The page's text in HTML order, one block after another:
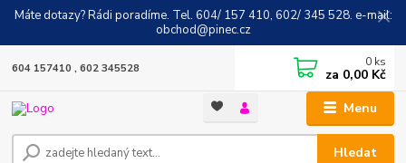
Máte dotazy? Rádi poradíme. Tel. 604/ 157 410, 602/ 345 528. e-mail:
obchod@pinec.cz
Menu
Hledat
604 157410 , 602 345528 0 ks
za 0,00 Kč